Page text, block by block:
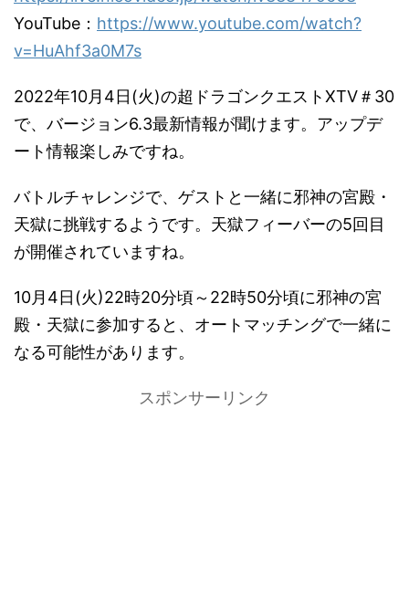
YouTube： https://www.youtube.com/watch?
v=HuAhf3a0M7s
2022年10月4日(火)の超ドラゴンクエストXTV＃30
で、バージョン6.3最新情報が聞けます。アップデ
ート情報楽しみですね。
バトルチャレンジで、ゲストと一緒に邪神の宮殿・
天獄に挑戦するようです。天獄フィーバーの5回目
が開催されていますね。
10月4日(火)22時20分頃～22時50分頃に邪神の宮
殿・天獄に参加すると、オートマッチングで一緒に
なる可能性があります。
スポンサーリンク